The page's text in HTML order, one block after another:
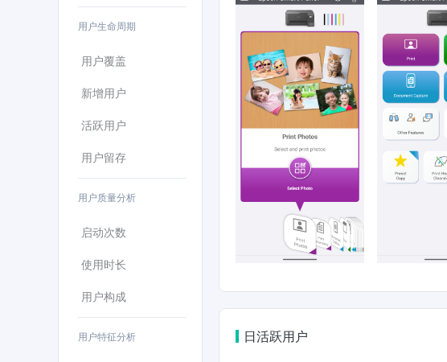
用户生命周期
用户覆盖
新增用户
活跃用户
用户留存
用户质量分析
启动次数
使用时长
用户构成
用户特征分析 日活跃用户